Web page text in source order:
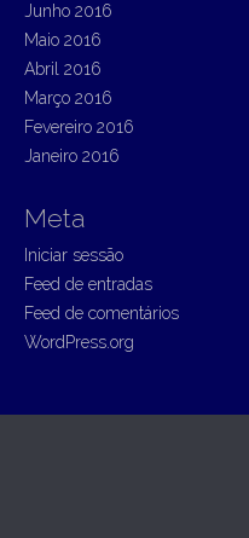
Junho 2016
Maio 2016
Abril 2016
Março 2016
Fevereiro 2016
Janeiro 2016
Meta
Iniciar sessão
Feed de entradas
Feed de comentários
WordPress.org